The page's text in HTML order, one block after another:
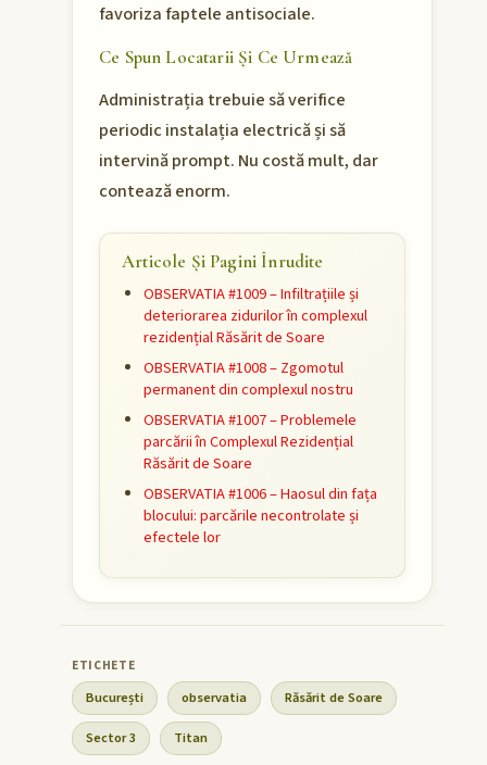
favoriza faptele antisociale.
Ce Spun Locatarii Și Ce Urmează
Administrația trebuie să verifice
periodic instalația electrică și să
intervină prompt. Nu costă mult, dar
contează enorm.
Articole Și Pagini Înrudite
OBSERVATIA #1009 – Infiltrațiile și
deteriorarea zidurilor în complexul
rezidențial Răsărit de Soare
OBSERVATIA #1008 – Zgomotul
permanent din complexul nostru
OBSERVATIA #1007 – Problemele
parcării în Complexul Rezidențial
Răsărit de Soare
OBSERVATIA #1006 – Haosul din fața
blocului: parcările necontrolate și
efectele lor
București observatia Răsărit de Soare
Sector 3 Titan